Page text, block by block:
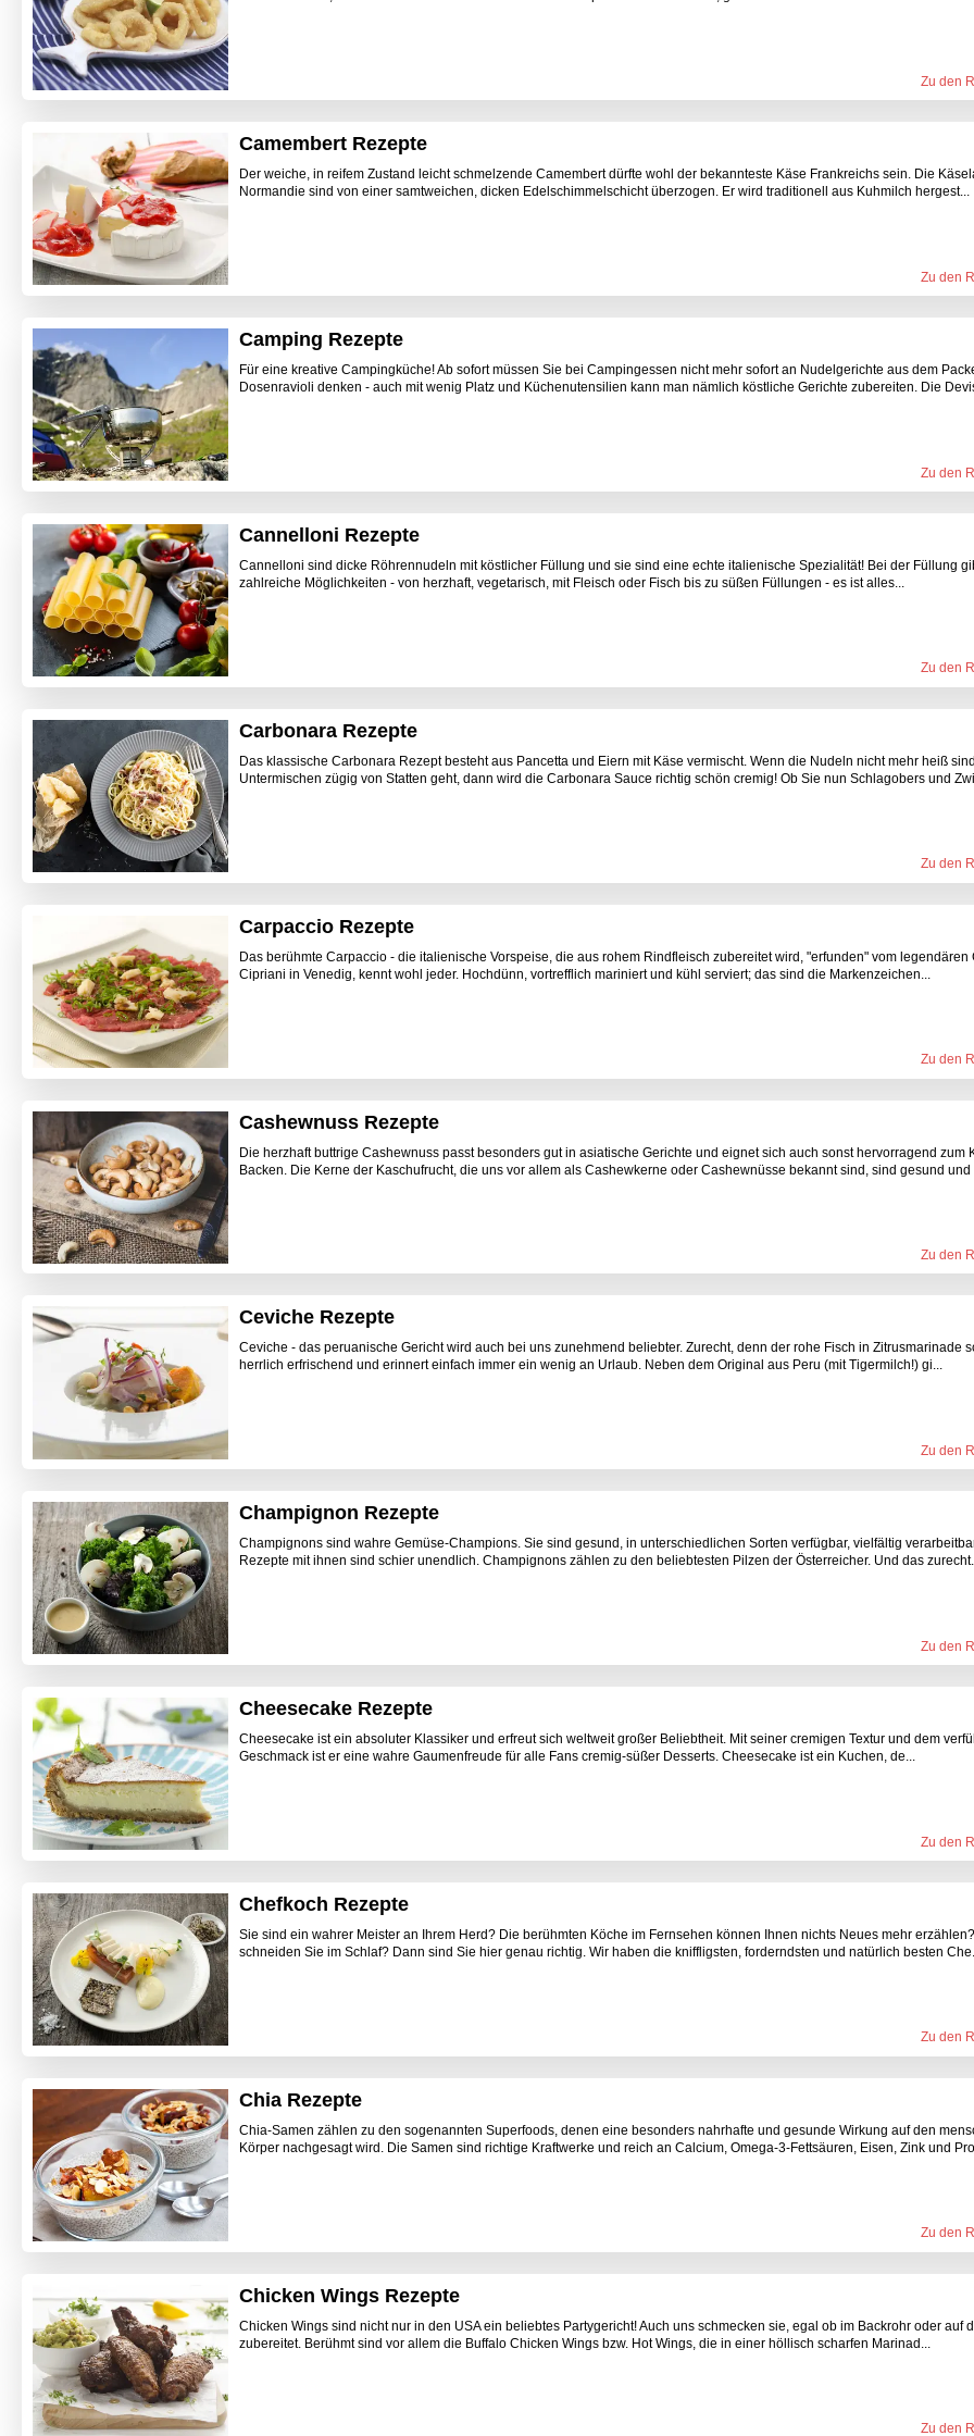
Zu den
Camembert Rezepte
Der weiche, in reifem Zustand leicht schmelzende Camembert dürfte wohl der bekannteste Käse Frankreichs sein. Die
Normandie sind von einer samtweichen, dicken Edelschimmelschicht überzogen. Er wird traditionell aus Kuhmilch hergest...
Zu den
Camping Rezepte
Für eine kreative Campingküche! Ab sofort müssen Sie bei Campingessen nicht mehr sofort an Nudelgerichte aus dem
Dosenravioli denken - auch mit wenig Platz und Küchenutensilien kann man nämlich köstliche Gerichte zubereiten. Die
Zu den
Cannelloni Rezepte
Cannelloni sind dicke Röhrennudeln mit köstlicher Füllung und sie sind eine echte italienische Spezialität! Bei der Füllung
zahlreiche Möglichkeiten - von herzhaft, vegetarisch, mit Fleisch oder Fisch bis zu süßen Füllungen - es ist alles...
Zu den
Carbonara Rezepte
Das klassische Carbonara Rezept besteht aus Pancetta und Eiern mit Käse vermischt. Wenn die Nudeln nicht mehr heiß
Untermischen zügig von Statten geht, dann wird die Carbonara Sauce richtig schön cremig! Ob Sie nun Schlagobers und
Zu den
Carpaccio Rezepte
Das berühmte Carpaccio - die italienische Vorspeise, die aus rohem Rindfleisch zubereitet wird, "erfunden" vom legendären
Cipriani in Venedig, kennt wohl jeder. Hochdünn, vortrefflich mariniert und kühl serviert; das sind die Markenzeichen...
Zu den
Cashewnuss Rezepte
Die herzhaft buttrige Cashewnuss passt besonders gut in asiatische Gerichte und eignet sich auch sonst hervorragend zum
Backen. Die Kerne der Kaschufrucht, die uns vor allem als Cashewkerne oder Cashewnüsse bekannt sind, sind gesund und
Zu den
Ceviche Rezepte
Ceviche - das peruanische Gericht wird auch bei uns zunehmend beliebter. Zurecht, denn der rohe Fisch in Zitrusmarinade
herrlich erfrischend und erinnert einfach immer ein wenig an Urlaub. Neben dem Original aus Peru (mit Tigermilch!) gi...
Zu den
Champignon Rezepte
Champignons sind wahre Gemüse-Champions. Sie sind gesund, in unterschiedlichen Sorten verfügbar, vielfältig
Rezepte mit ihnen sind schier unendlich. Champignons zählen zu den beliebtesten Pilzen der Österreicher. Und das
Zu den
Cheesecake Rezepte
Cheesecake ist ein absoluter Klassiker und erfreut sich weltweit großer Beliebtheit. Mit seiner cremigen Textur und dem
Geschmack ist er eine wahre Gaumenfreude für alle Fans cremig-süßer Desserts. Cheesecake ist ein Kuchen, de...
Zu den
Chefkoch Rezepte
Sie sind ein wahrer Meister an Ihrem Herd? Die berühmten Köche im Fernsehen können Ihnen nichts Neues mehr
schneiden Sie im Schlaf? Dann sind Sie hier genau richtig. Wir haben die kniffligsten, forderndsten und natürlich besten
Zu den
Chia Rezepte
Chia-Samen zählen zu den sogenannten Superfoods, denen eine besonders nahrhafte und gesunde Wirkung auf den
Körper nachgesagt wird. Die Samen sind richtige Kraftwerke und reich an Calcium, Omega-3-Fettsäuren, Eisen, Zink und
Zu den
Chicken Wings Rezepte
Chicken Wings sind nicht nur in den USA ein beliebtes Partygericht! Auch uns schmecken sie, egal ob im Backrohr oder auf
zubereitet. Berühmt sind vor allem die Buffalo Chicken Wings bzw. Hot Wings, die in einer höllisch scharfen Marinad...
Zu den